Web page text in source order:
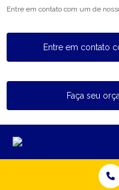
Entre em contato com um de
Entre em contato
Faça seu